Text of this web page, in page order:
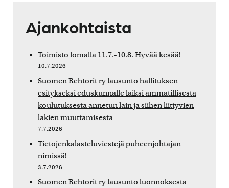
Ajankohtaista
Toimisto lomalla 11.7.-10.8. Hyvää kesää!
10.7.2026
Suomen Rehtorit ry lausunto hallituksen
esitykseksi eduskunnalle laiksi ammatillisesta
koulutuksesta annetun lain ja siihen liittyvien
lakien muuttamisesta
7.7.2026
Tietojenkalasteluviestejä puheenjohtajan
nimissä!
3.7.2026
Suomen Rehtorit ry lausunto luonnoksesta